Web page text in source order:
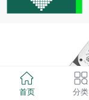
首页 分类